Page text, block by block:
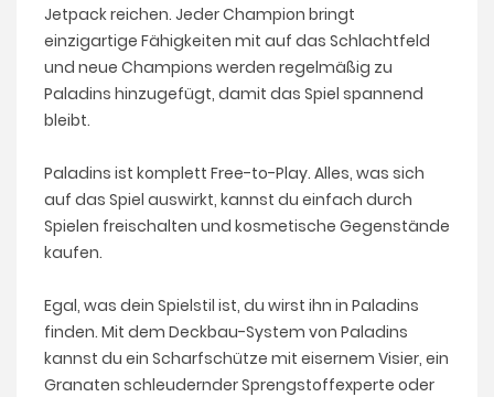
Jetpack reichen. Jeder Champion bringt
einzigartige Fähigkeiten mit auf das Schlachtfeld
und neue Champions werden regelmäßig zu
Paladins hinzugefügt, damit das Spiel spannend
bleibt.
Paladins ist komplett Free-to-Play. Alles, was sich
auf das Spiel auswirkt, kannst du einfach durch
Spielen freischalten und kosmetische Gegenstände
kaufen.
Egal, was dein Spielstil ist, du wirst ihn in Paladins
finden. Mit dem Deckbau-System von Paladins
kannst du ein Scharfschütze mit eisernem Visier, ein
Granaten schleudernder Sprengstoffexperte oder